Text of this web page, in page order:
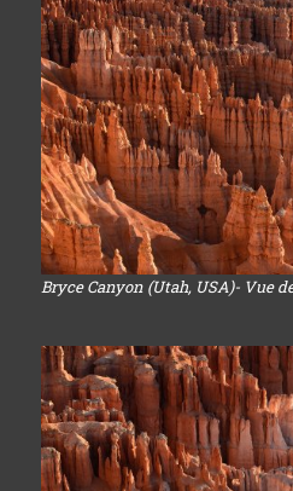
Bryce Canyon (Utah, USA)- Vue